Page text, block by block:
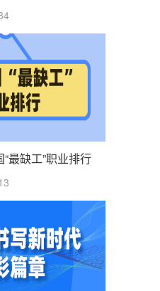
最缺工”职业排行